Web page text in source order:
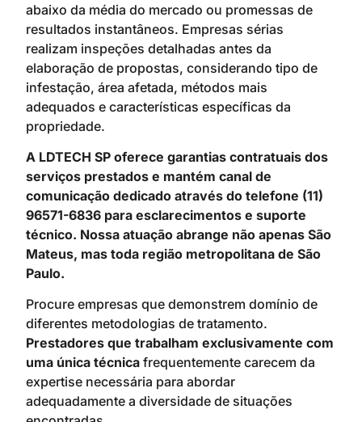
abaixo da média do mercado ou promessas de
resultados instantâneos. Empresas sérias
realizam inspeções detalhadas antes da
elaboração de propostas, considerando tipo de
infestação, área afetada, métodos mais
adequados e características específicas da
propriedade.
A LDTECH SP oferece garantias contratuais dos
serviços prestados e mantém canal de
comunicação dedicado através do telefone (11)
96571-6836 para esclarecimentos e suporte
técnico. Nossa atuação abrange não apenas São
Mateus, mas toda região metropolitana de São
Paulo.
Procure empresas que demonstrem domínio de
diferentes metodologias de tratamento.
Prestadores que trabalham exclusivamente com
uma única técnica frequentemente carecem da
expertise necessária para abordar
adequadamente a diversidade de situações